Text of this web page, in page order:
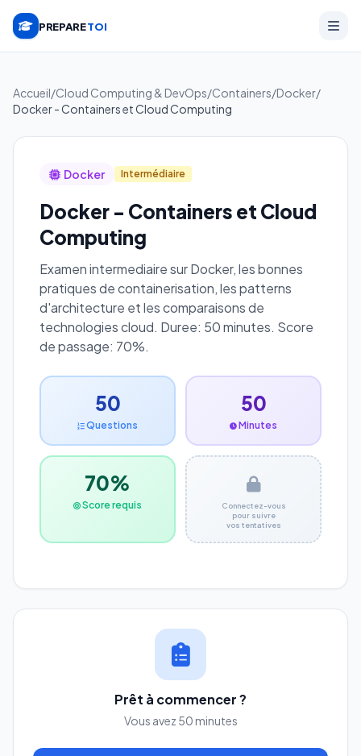
PREPARETOI
Accueil/Cloud Computing & DevOps/Containers/Docker/
Docker - Containers et Cloud Computing
Docker Intermédiaire
Docker - Containers et Cloud
Computing
Examen intermediaire sur Docker, les bonnes
pratiques de containerisation, les patterns
d'architecture et les comparaisons de
technologies cloud. Duree: 50 minutes. Score
de passage: 70%.
50
Questions
50
Minutes
70%
Score requis
Connectez-vous
pour suivre
vos tentatives
Prêt à commencer ?
Vous avez 50 minutes